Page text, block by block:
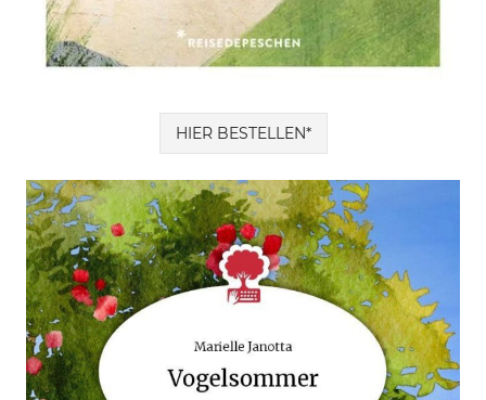
HIER BESTELLEN*